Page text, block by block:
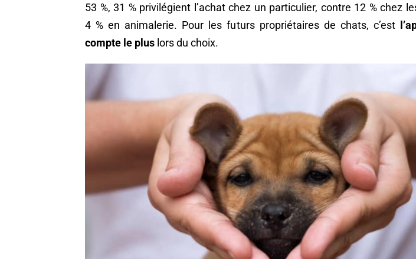
53 %, 31 % privilégient l’achat chez un particulier, contre 12 % chez
4 % en animalerie. Pour les futurs propriétaires de chats, c’est
compte le plus lors du choix.